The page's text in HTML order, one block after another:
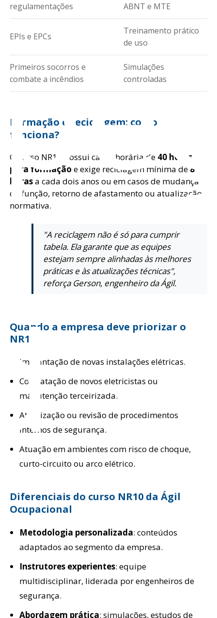
regulamentações
ABNT e MTE
EPIs e EPCs
Treinamento prático
de uso
Primeiros socorros e
combate a incêndios
Simulações
controladas
Formação e reciclagem: como
funciona?
O curso NR10 possui carga horária de 40 horas
para formação e exige reciclagem mínima de 8
horasa cada dois anos ou em casos de mudança
de função, retorno de afastamento ou atualização
normativa.
"A reciclagem não é só para cumprir
tabela. Ela garante que as equipes
estejam sempre alinhadas às melhores
práticas e às atualizações técnicas",
reforça Gerson, engenheiro da Ágil.
Quando a empresa deve priorizar o
NR10?
Implantação de novas instalações elétricas.
Contratação de novos eletricistas ou
manutenção terceirizada.
Atualização ou revisão de procedimentos
internos de segurança.
Atuação em ambientes com risco de choque,
curto-circuito ou arco elétrico.
Diferenciais do curso NR10 da Ágil
Ocupacional
Metodologia personalizada: conteúdos
adaptados ao segmento da empresa.
Instrutores experientes: equipe
multidisciplinar, liderada por engenheiros de
segurança.
Abordagem prática: simulações, estudos de